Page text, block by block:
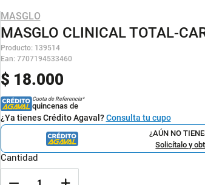
MASGLO
MASGLO CLINICAL TOTAL-
Producto: 139514
Ean: 7707194533460
$ 18.000
Cuota de Referencia*
quincenas de
¿Ya tienes Crédito Agaval?Consulta tu cupo
¿AÚN NO
Solicítalo y
Cantidad